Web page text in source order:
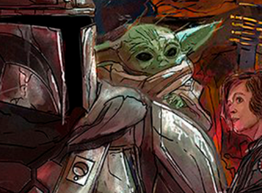
THE MANDALORIAN AND GROGU